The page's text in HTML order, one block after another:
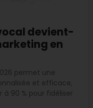
devient-
en
permet une
et efficace,
90 % pour fidéliser